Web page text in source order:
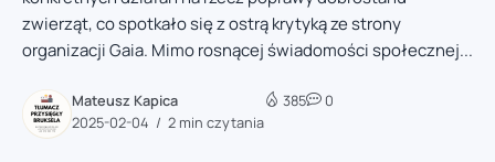
zwierząt, co spotkało się z ostrą krytyką ze strony
organizacji Gaia. Mimo rosnącej świadomości społecznej...
Mateusz Kapica
2025-02-04
2 min czytania
385 0